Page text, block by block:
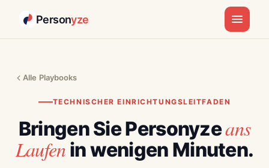
Personyze
Alle Playbooks
TECHNISCHER EINRICHTUNGSLEITFADEN
Bringen Sie Personyzeans
Laufen in wenigen Minuten.